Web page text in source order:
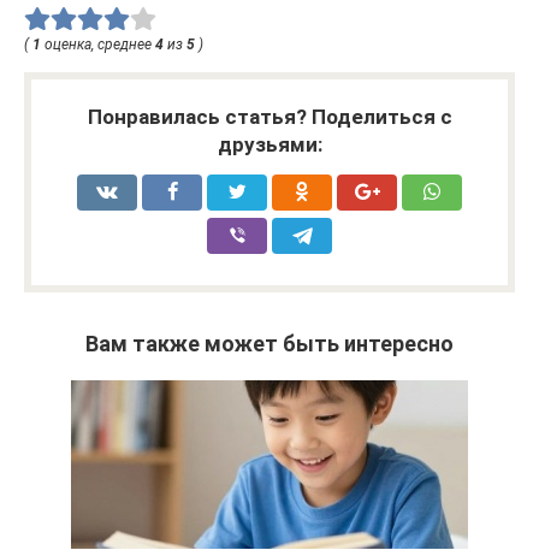
( 1 оценка, среднее 4 из 5 )
Понравилась статья? Поделиться с
друзьями:
Вам также может быть интересно